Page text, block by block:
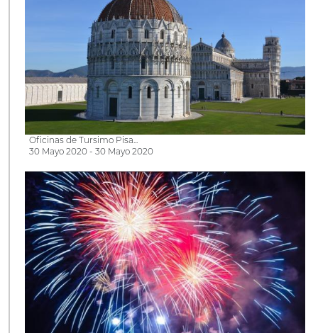
Oficinas de Tursimo Pisa...
30 Mayo 2020 - 30 Mayo 2020